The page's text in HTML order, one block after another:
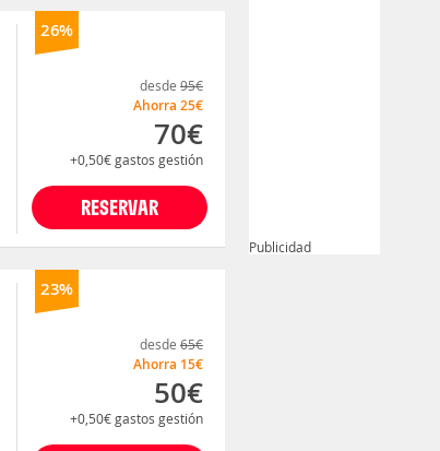
26%
RESERVAR
desde 95€
Ahorra25€
70€
+0,50€gastos gestión
23%
desde 65€
Ahorra 15€
50€
+0,50€gastos gestión
Publicidad